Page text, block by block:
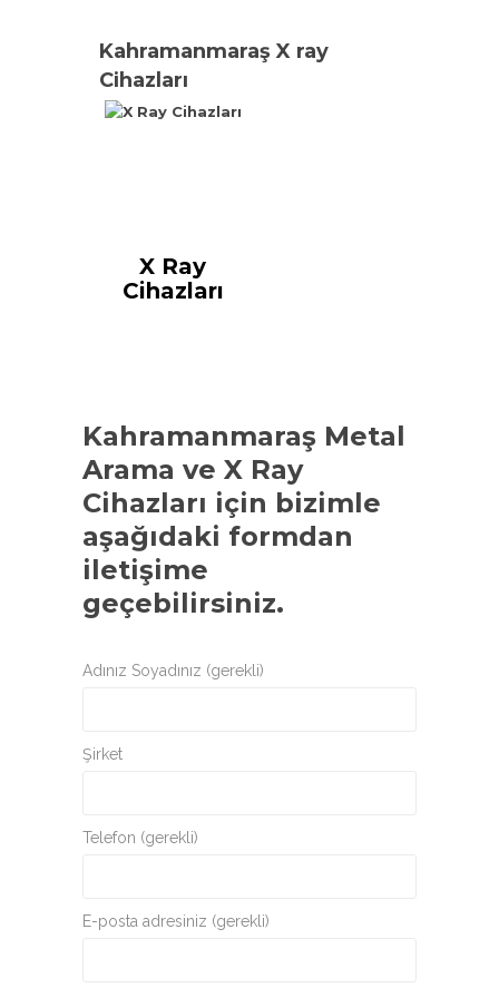
Kahramanmaraş X ray
Cihazları
X Ray
Cihazları
Kahramanmaraş Metal
Arama ve X Ray
Cihazları için bizimle
aşağıdaki formdan
iletişime
geçebilirsiniz.
Adınız Soyadınız (gerekli)
Şirket
Telefon (gerekli)
E-posta adresiniz (gerekli)